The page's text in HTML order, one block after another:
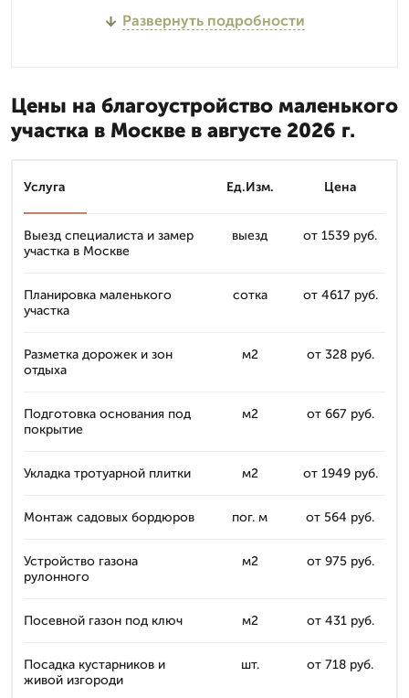
Развернуть подробности
Цены на благоустройство маленького
участка в Москве в августе 2026 г.
Услуга Ед.Изм. Цена
Выезд специалиста и замер
участка в Москве
выезд от 1539 руб.
Планировка маленького
участка
сотка от 4617 руб.
Разметка дорожек и зон
отдыха
м2 от 328 руб.
Подготовка основания под
покрытие
м2 от 667 руб.
Укладка тротуарной плитки м2 от 1949 руб.
Монтаж садовых бордюров пог. м от 564 руб.
Устройство газона
рулонного
м2 от 975 руб.
Посевной газон под ключ м2 от 431 руб.
Посадка кустарников и
живой изгороди
шт. от 718 руб.